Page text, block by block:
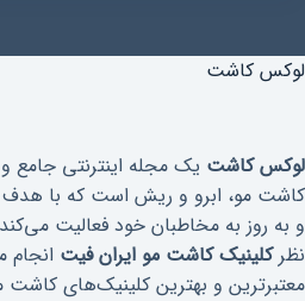
لوکس کاشت
لوکس کاشت یک مجله اینترنتی
کاشت مو، ابرو و ریش است که با هدف
و به روز به مخاطبان خود فعالیت
نظرکلینیک کاشت مو ایران فیت انجام
معتبرترین و بهترین کلینیک‌های کاشت